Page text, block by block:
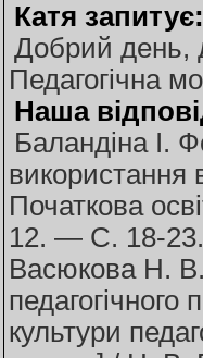
Катя запитує:
Добрий день,
Педагогічна
Наша
Баландіна І.
використання
Початкова
12. — С. 18-23.
Васюкова Н. В.
культури